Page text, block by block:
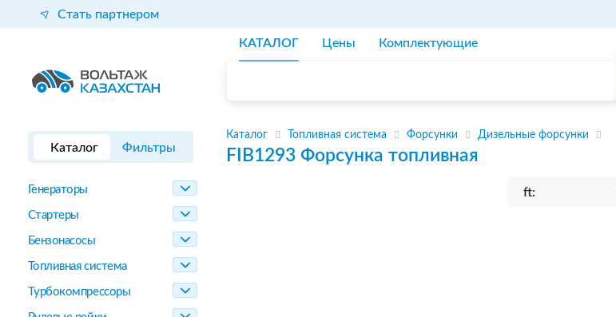
Стать партнером
КАТАЛОГ Цены Комплектующие
Каталог Фильтры
Генераторы
Стартеры
Бензонасосы
Топливная система
Турбокомпрессоры
Каталог Топливная система Форсунки Дизельные форсунки
FIB1293 Форсунка топливная
ft: